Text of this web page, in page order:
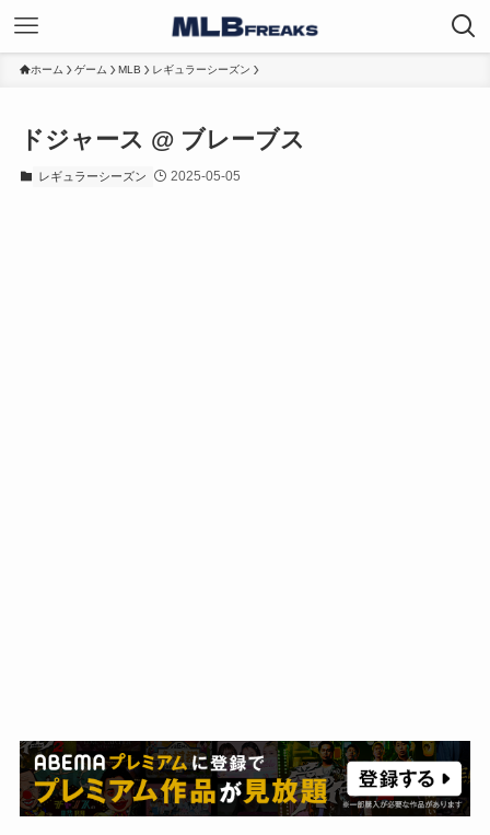
ホーム ゲーム MLB レギュラーシーズン
ドジャース @ ブレーブス
レギュラーシーズン 2025-05-05